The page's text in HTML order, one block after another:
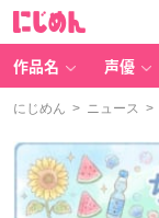
作品名 声優
にじめん > ニュース >